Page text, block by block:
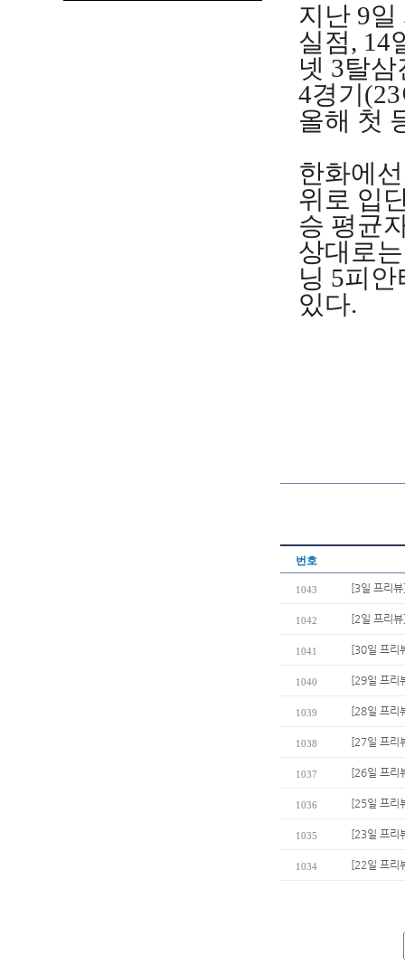
지난 9
실점, 14
넷 3탈
4경기
올해 첫
한화에
위로 입
승 평균
상대로
닝 5피
있다.
번호
1043 [3일 프리
1042 [2일 프리
1041 [30일 프리
1040 [29일 프리
1039 [28일 프리
1038 [27일 프리
1037 [26일 프리
1036 [25일 프리
1035 [23일 프리
1034 [22일 프리